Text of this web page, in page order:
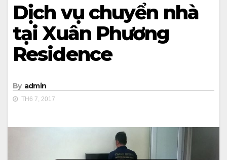
Dịch vụ chuyển nhà
tại Xuân Phương
Residence
By admin
TH6 7, 2017